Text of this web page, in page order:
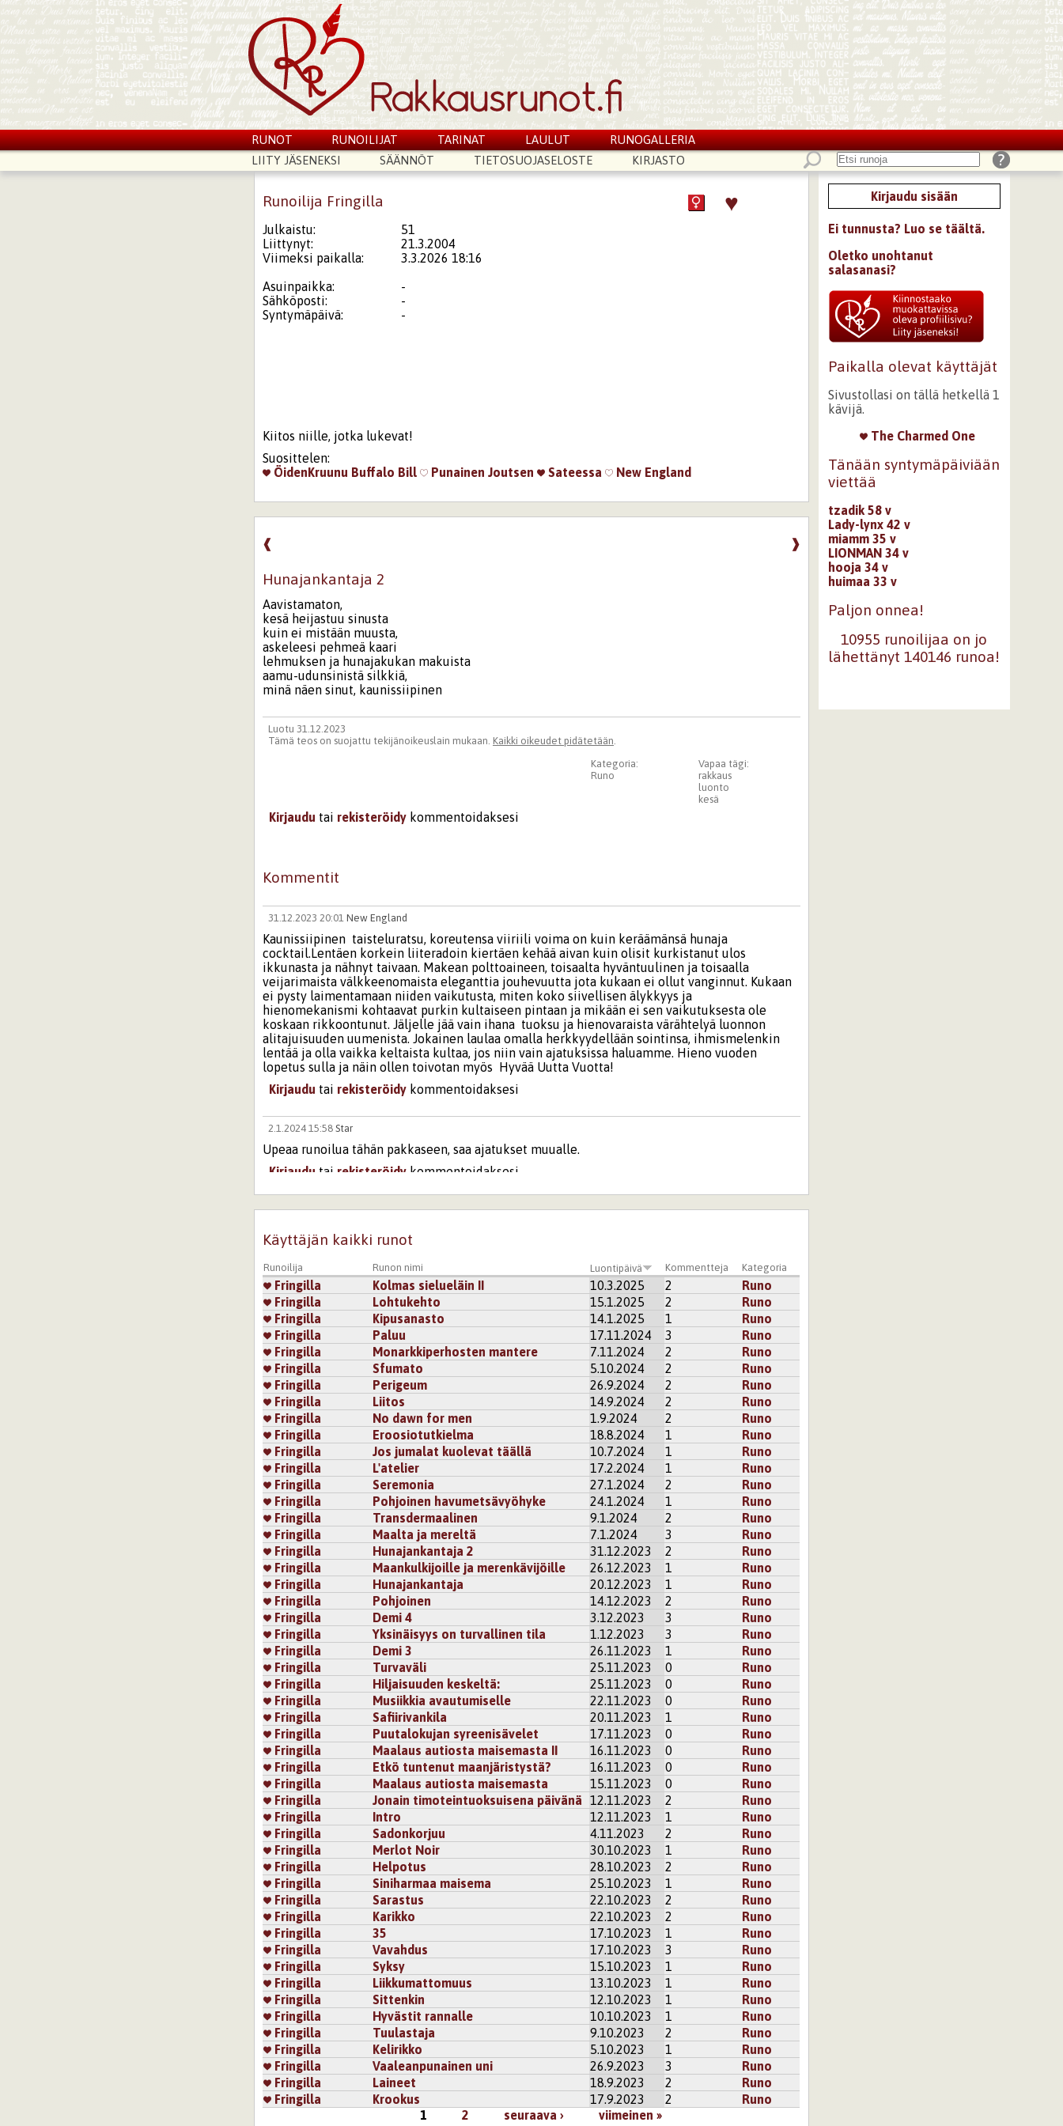
RUNOT RUNOILIJAT TARINAT LAULUT
RUNOGALLERIA
LIITY JÄSENEKSI
SÄÄNNÖT TIETOSUOJASELOSTE KIRJASTO
Runoilija Fringilla ♥
Julkaistu:
51
Liittynyt:
21.3.2004
Viimeksi paikalla:
3.3.2026 18:16
Asuinpaikka:
-
Sähköposti:
-
Syntymäpäivä:
-
Kiitos niille, jotka lukevat!
Suosittelen:
ÖidenKruunu Buffalo Bill Punainen Joutsen Sateessa New England
❱
❰
Hunajankantaja 2
Aavistamaton,
kesä heijastuu sinusta
kuin ei mistään muusta,
askeleesi pehmeä kaari
lehmuksen ja hunajakukan makuista
aamu-udunsinistä silkkiä,
minä näen sinut, kaunissiipinen
Luotu 31.12.2023
Tämä teos on suojattu tekijänoikeuslain mukaan. Kaikki oikeudet pidätetään.
Vapaa tägi:
rakkaus
luonto
kesä
Kategoria:
Runo
Kirjaudu tai rekisteröidy kommentoidaksesi
Kommentit
31.12.2023 20:01 New England
Kaunissiipinen taisteluratsu, koreutensa viiriili voima on kuin keräämänsä hunaja
cocktail.Lentäen korkein liiteradoin kiertäen kehää aivan kuin olisit kurkistanut ulos
ikkunasta ja nähnyt taivaan. Makean polttoaineen, toisaalta hyväntuulinen ja toisaalla
veijarimaista välkkeenomaista eleganttia jouhevuutta jota kukaan ei ollut vanginnut. Kukaan
ei pysty laimentamaan niiden vaikutusta, miten koko siivellisen älykkyys ja
hienomekanismi kohtaavat purkin kultaiseen pintaan ja mikään ei sen vaikutuksesta ole
koskaan rikkoontunut. Jäljelle jää vain ihana tuoksu ja hienovaraista värähtelyä luonnon
alitajuisuuden uumenista. Jokainen laulaa omalla herkkyydellään sointinsa, ihmismelenkin
lentää ja olla vaikka keltaista kultaa, jos niin vain ajatuksissa haluamme. Hieno vuoden
lopetus sulla ja näin ollen toivotan myös Hyvää Uutta Vuotta!
Kirjaudu tai rekisteröidy kommentoidaksesi
2.1.2024 15:58 Star
Upeaa runoilua tähän pakkaseen, saa ajatukset muualle.
Kirjaudu tai rekisteröidy kommentoidaksesi
Sivut
Käyttäjän kaikki runot
Runoilija Runon nimi Luontipäivä Kommentteja Kategoria
Fringilla Kolmas sielueläin II 10.3.2025 2
Runo
Fringilla
Lohtukehto 15.1.2025 2
Runo
Fringilla
Kipusanasto 14.1.2025 1
Runo
Fringilla
Paluu 17.11.2024 3
Runo
Fringilla
Monarkkiperhosten mantere 7.11.2024 2
Runo
Fringilla
Sfumato 5.10.2024 2
Runo
Fringilla
Perigeum 26.9.2024 2
Runo
Fringilla
Liitos 14.9.2024 2
Runo
Fringilla
No dawn for men 1.9.2024 2
Runo
Fringilla
Eroosiotutkielma 18.8.2024 1
Runo
Fringilla
Jos jumalat kuolevat täällä 10.7.2024 1
Runo
Fringilla
L'atelier 17.2.2024 1
Runo
Fringilla
Seremonia 27.1.2024 2
Runo
Fringilla
Pohjoinen havumetsävyöhyke 24.1.2024 1
Runo
Fringilla
Transdermaalinen 9.1.2024 2
Runo
Fringilla
Maalta ja mereltä 7.1.2024 3
Runo
Fringilla
Hunajankantaja 2 31.12.2023 2
Runo
Fringilla
Maankulkijoille ja merenkävijöille 26.12.2023 1
Runo
Fringilla
Hunajankantaja 20.12.2023 1
Runo
Fringilla
Pohjoinen 14.12.2023 2
Runo
Fringilla
Demi 4 3.12.2023 3
Runo
Fringilla
Yksinäisyys on turvallinen tila 1.12.2023 3
Runo
Fringilla
Demi 3 26.11.2023 1
Runo
Fringilla
Turvaväli 25.11.2023 0
Runo
Fringilla
Hiljaisuuden keskeltä: 25.11.2023 0
Runo
Fringilla
Musiikkia avautumiselle 22.11.2023 0
Runo
Fringilla
Safiirivankila 20.11.2023 1
Runo
Fringilla
Puutalokujan syreenisävelet 17.11.2023 0
Runo
Fringilla
Maalaus autiosta maisemasta II 16.11.2023 0
Runo
Fringilla
Etkö tuntenut maanjäristystä? 16.11.2023 0
Runo
Fringilla
Maalaus autiosta maisemasta 15.11.2023 0
Runo
Fringilla
Jonain timoteintuoksuisena päivänä 12.11.2023 2
Runo
Fringilla
Intro 12.11.2023 1
Runo
Fringilla
Sadonkorjuu 4.11.2023 2
Runo
Fringilla
Merlot Noir 30.10.2023 1
Runo
Fringilla
Helpotus 28.10.2023 2
Runo
Fringilla
Siniharmaa maisema 25.10.2023 1
Runo
Fringilla
Sarastus 22.10.2023 2
Runo
Fringilla
Karikko 22.10.2023 2
Runo
Fringilla
35 17.10.2023 1
Runo
Fringilla
Vavahdus 17.10.2023 3
Runo
Fringilla
Syksy 15.10.2023 1
Runo
Fringilla
Liikkumattomuus 13.10.2023 1
Runo
Fringilla
Sittenkin 12.10.2023 1
Runo
Fringilla
Hyvästit rannalle 10.10.2023 1
Runo
Fringilla
Tuulastaja 9.10.2023 2
Runo
Fringilla
Kelirikko 5.10.2023 1
Runo
Fringilla
Vaaleanpunainen uni 26.9.2023 3
Runo
Fringilla
Laineet 18.9.2023 2
Runo
Fringilla
Krookus 17.9.2023 2 Runo
1 2 seuraava › viimeinen »
Kirjaudu sisään
Ei tunnusta? Luo se täältä.
Oletko unohtanut
salasanasi?
Paikalla olevat käyttäjät
Sivustollasi on tällä hetkellä 1
kävijä.
The Charmed One
Tänään syntymäpäiviään
viettää
tzadik 58 v
Lady-lynx 42 v
miamm 35 v
LIONMAN 34 v
hooja 34 v
huimaa 33 v
Paljon onnea!
10955 runoilijaa on jo
lähettänyt 140146 runoa!